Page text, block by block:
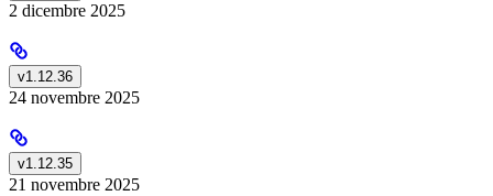
2 dicembre 2025
v1.12.36
24 novembre 2025
v1.12.35
21 novembre 2025